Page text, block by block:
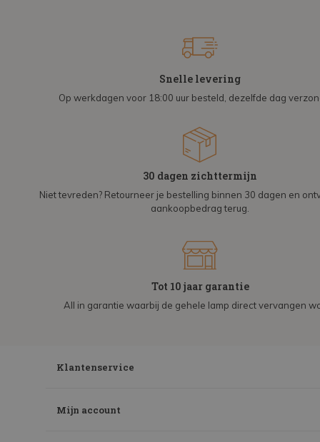
Snelle levering
Op werkdagen voor 18:00 uur besteld, dezelfde dag
30 dagen zichttermijn
Niet tevreden? Retourneer je bestelling binnen 30 dagen en
aankoopbedrag terug.
Tot 10 jaar garantie
All in garantie waarbij de gehele lamp direct vervangen
Klantenservice
Mijn account